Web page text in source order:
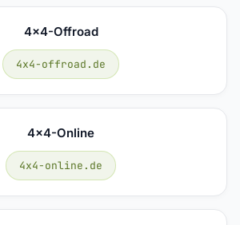
4x4-Offroad
4x4-offroad.de
4x4-Online
4x4-online.de